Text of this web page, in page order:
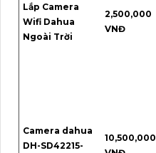
Lắp Camera
Wifi Dahua
Ngoài Trời
2,500,000
VNĐ
Camera dahua
DH-SD42215-
10,500,000